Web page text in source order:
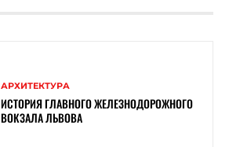
АРХИТЕКТУРА
ИСТОРИЯ ГЛАВНОГО ЖЕЛЕЗНОДОРОЖНОГО
ВОКЗАЛА ЛЬВОВА